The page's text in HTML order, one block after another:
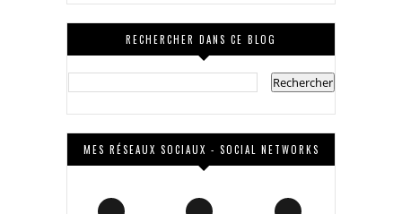
RECHERCHER DANS CE BLOG
MES RÉSEAUX SOCIAUX - SOCIAL NETWORKS